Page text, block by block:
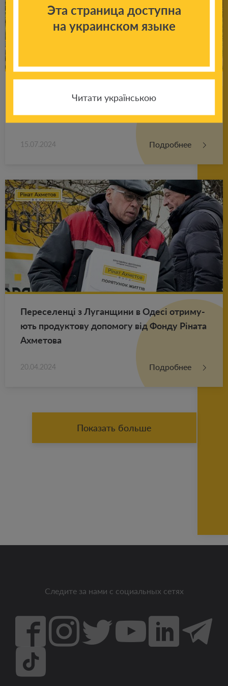
Кемп» від Фонду Ріната Ах­ме­то­ва для
дітей, які по­ст­раж­да­ли від війни
15.07.2024 Подробнее
Пе­ре­се­ленці з Лу­ган­щи­ни в Одесі от­ри­му­
ють про­дук­то­ву до­по­мо­гу від Фонду Ріната
Ах­ме­то­ва
20.04.2024 Подробнее
Показать больше
Следите за нами с социальных сетях
Эта страница доступна
на украинском языке
Читати українською